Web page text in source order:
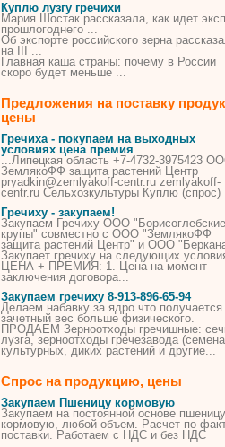
Куплю лузгу гречихи
Мария Шостак рассказала, как идет
прошлогоднего ...
Об экспорте российского зерна
на III ...
Главная каша страны: почему в России
скоро будет меньше ...
Предложения на поставку
цены
Гречиха- покупаем на выходных
условиях цена премия
...Липецкая область +7-4732-3975423
ЗемлякоФФ защита растений Центр
pryadkin@zemlyakoff-centr.ru zemlyakoff-
centr.ru Сельхозкультуры Куплю (спрос)
Гречиху - закупаем!
Закупаем Гречиху ООО "Борисоглебские
крупы" совместно с ООО "ЗемлякоФФ
защита растений Центр" и ООО
Закупает гречиху на следующих
ЦЕНА + ПРЕМИЯ: 1. Цена на момент
заключения договора...
Закупаем гречиху 8-913-896-65-94
Делаем набавку за ядро что получается
зачетный вес больше физического.
ПРОДАЕМ Зерноотходы гречишные:
лузга, зерноотходы гречезавода (семена
культурных, диких растений и другие...
Спрос на продукцию, цены
Закупаем Пшеницу кормовую
Закупаем на постоянной основе пшеницу
кормовую, любой объем. Расчет по
поставки. Работаем с НДС и без НДС